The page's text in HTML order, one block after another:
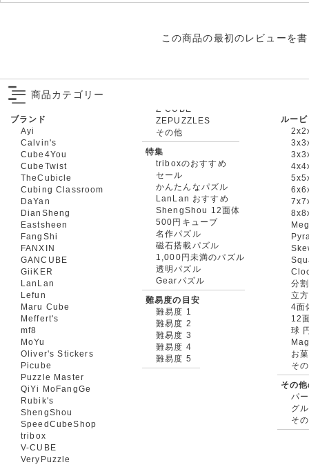
この商品の最初のレビューを
商品カテゴリー
ブランド
Ayi
Calvin's
Cube4You
CubeTwist
TheCubicle
Cubing Classroom
DaYan
DianSheng
Eastsheen
FangShi
FANXIN
GANCUBE
GiiKER
LanLan
Lefun
Maru Cube
Meffert's
mf8
MoYu
Oliver's Stickers
Picube
Puzzle Master
QiYi MoFangGe
Rubik's
ShengShou
SpeedCubeShop
tribox
V-CUBE
VeryPuzzle
ZEPUZZLES
その他
特集
triboxのおすすめ
セール
かんたんなパズル
LanLan おすすめ
ShengShou 12面体
500円キューブ
名作パズル
磁石搭載パズル
1,000円未満のパズル
透明パズル
Gearパズル
難易度の目安
難易度 1
難易度 2
難易度 3
難易度 4
難易度 5
ルー
分
立
4面
12
球
お
そ
その
パ
グ
そ